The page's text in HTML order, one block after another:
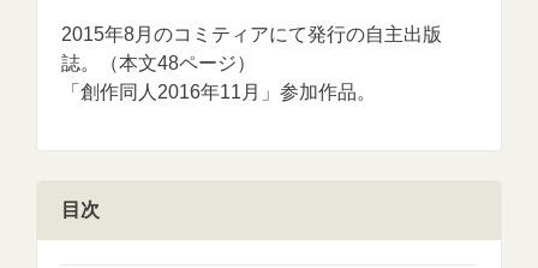
2015年8月のコミティアにて発行の自主出版
誌。（本文48ページ）
「創作同人2016年11月」参加作品。
目次